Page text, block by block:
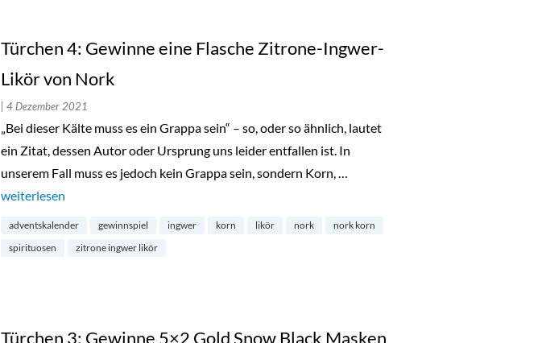
Türchen 4: Gewinne eine Flasche Zitrone-Ingwer-
Likör von Nork
| 4 Dezember 2021
„Bei dieser Kälte muss es ein Grappa sein“ – so, oder so ähnlich, lautet
ein Zitat, dessen Autor oder Ursprung uns leider entfallen ist. In
unserem Fall muss es jedoch kein Grappa sein, sondern Korn, …
„Türchen 4: Gewinne eine Flasche Zitrone-Ingwer-Likör von Nork“
weiterlesen
adventskalender gewinnspiel ingwer korn likör nork
nork korn
spirituosen
zitrone ingwer likör
Türchen 3: Gewinne 5×2 Gold Snow Black Masken